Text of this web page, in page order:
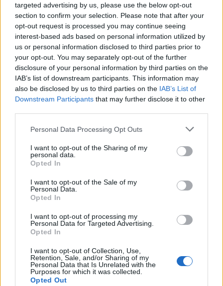
targeted advertising by us, please use the below opt-out
section to confirm your selection. Please note that after your
opt-out request is processed you may continue seeing
interest-based ads based on personal information utilized by
us or personal information disclosed to third parties prior to
your opt-out. You may separately opt-out of the further
disclosure of your personal information by third parties on the
IAB’s list of downstream participants. This information may
also be disclosed by us to third parties on the IAB’s List of
Downstream Participants that may further disclose it to other
Personal Data Processing Opt Outs
I want to opt-out of the Sharing of my
personal data.
Opted In
I want to opt-out of the Sale of my
Personal Data.
Opted In
I want to opt-out of processing my
Personal Data for Targeted Advertising.
Opted In
I want to opt-out of Collection, Use,
Retention, Sale, and/or Sharing of my
Personal Data that Is Unrelated with the
Purposes for which it was collected.
Opted Out
DEBATT
Om svenska banker vore
bagerier skulle inga bröd
bakas
Jag slås av förundran när nyheten når oss att i
den annars så fria och demokratiska lilla
bagerier anammat bankernas affärsmodell.
Självklart beger jag mig dit för att studera
förändringen på nära håll och åker raka vägen
från flygplatsen till den lokala brödhandlaren.